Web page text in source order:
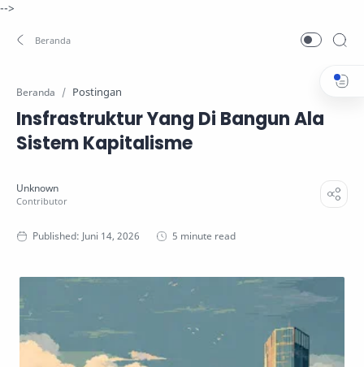
-->
Beranda Postingan
Insfrastruktur Yang Di Bangun Ala
Sistem Kapitalisme
5 minute read